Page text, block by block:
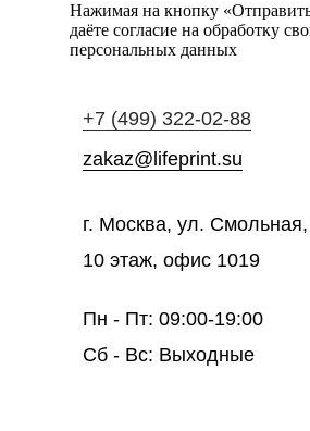
Нажимая на кнопку
даёте согласие на обработку
персональных данных
+7 (499) 322-02-88
zakaz@lifeprint.su
Пн - Пт: 09:00-19:00
Сб - Вс: Выходные
г. Москва, ул.
10 этаж, офис 1019